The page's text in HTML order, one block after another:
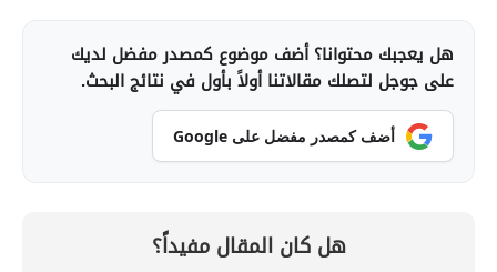
هل يعجبك محتوانا؟ أضف موضوع كمصدر مفضل لديك
على جوجل لتصلك مقالاتنا أولاً بأول في نتائج البحث.
أضف كمصدر مفضل على Google
هل كان المقال مفيداً؟